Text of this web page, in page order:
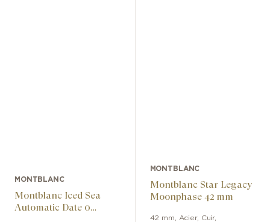
MONTBLANC
Montblanc Iced Sea
Automatic Date 0
MONTBLANC
Montblanc Star Legacy
Moonphase 42 mm
42 mm Acier, Cuir,